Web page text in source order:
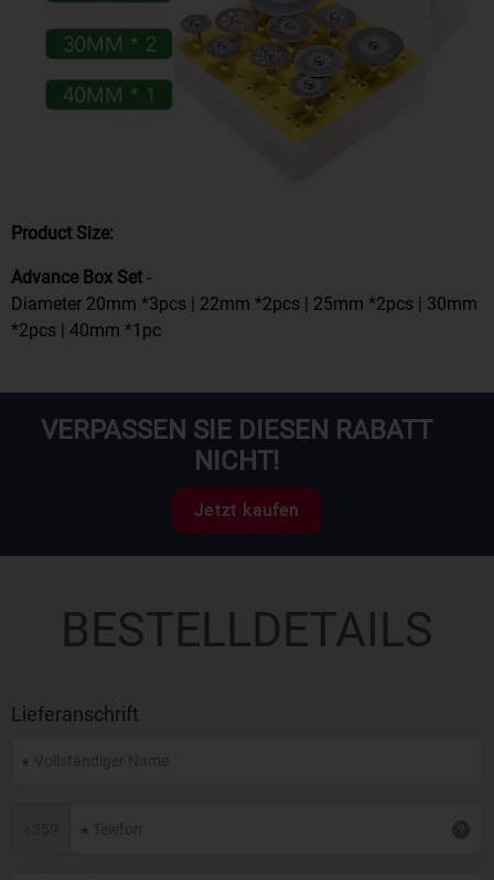
Product Size:
Advance Box Set -
Diameter 20mm *3pcs | 22mm *2pcs | 25mm *2pcs | 30mm
*2pcs | 40mm *1pc
VERPASSEN SIE DIESEN RABATT
NICHT!
Jetzt kaufen
BESTELLDETAILS
Lieferanschrift